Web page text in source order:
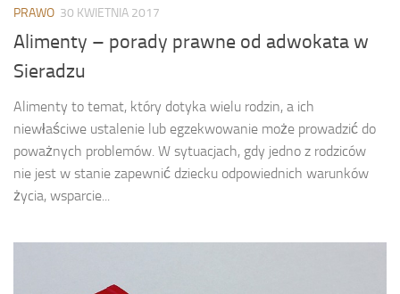
PRAWO 30 KWIETNIA 2017
Alimenty – porady prawne od adwokata w
Sieradzu
Alimenty to temat, który dotyka wielu rodzin, a ich
niewłaściwe ustalenie lub egzekwowanie może prowadzić do
poważnych problemów. W sytuacjach, gdy jedno z rodziców
nie jest w stanie zapewnić dziecku odpowiednich warunków
życia, wsparcie...